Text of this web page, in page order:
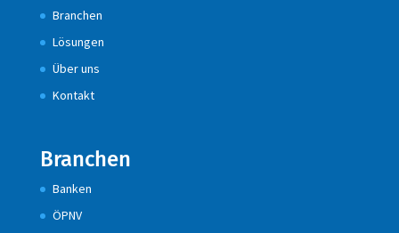
Branchen
Lösungen
Über uns
Kontakt
Branchen
Banken
ÖPNV